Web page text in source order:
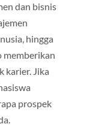
dan bisnis
hingga
memberikan
karier. Jika
prospek